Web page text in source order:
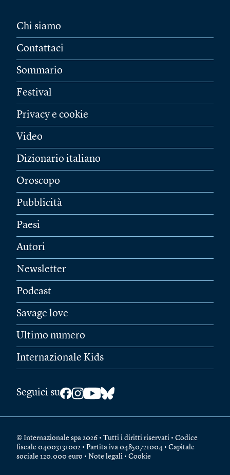
Chi siamo
Contattaci
Sommario
Festival
Privacy e cookie
Video
Dizionario italiano
Oroscopo
Pubblicità
Paesi
Autori
Newsletter
Podcast
Savage love
Ultimo numero
Internazionale Kids
Seguici su
© Internazionale spa 2026 • Tutti i diritti riservati • Codice
fiscale 04003131002 • Partita iva 04850721004 • Capitale
sociale 120.000 euro • Note legali • Cookie